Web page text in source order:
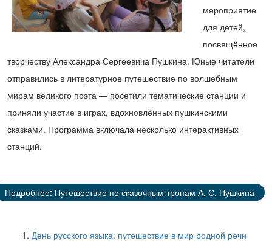
мероприятие
для детей,
посвящённое
творчеству Александра Сергеевича Пушкина. Юные читатели
отправились в литературное путешествие по волшебным
мирам великого поэта — посетили тематические станции и
приняли участие в играх, вдохновлённых пушкинскими
сказками. Программа включала несколько интерактивных
станций.
Подробнее: Путешествие по сказочным тропам А. С. Пушкина
День русского языка: путешествие в мир родной речи